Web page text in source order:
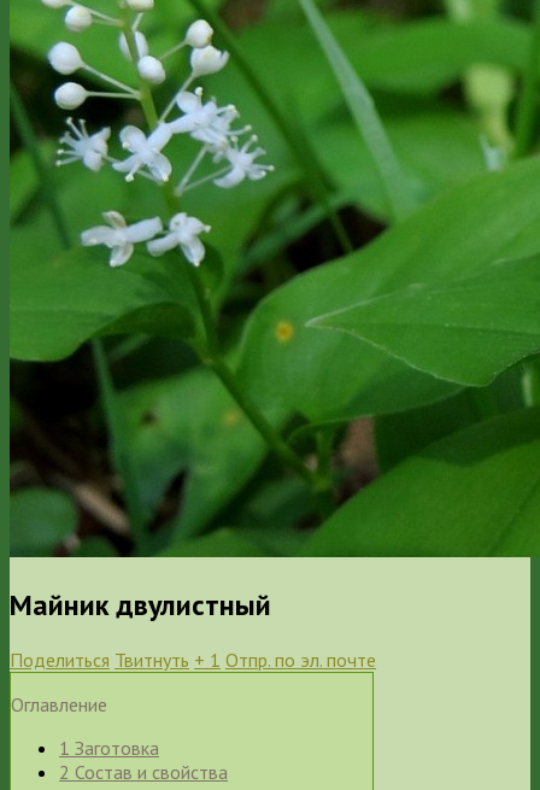
Майник двулистный
Поделиться Твитнуть + 1 Отпр. по эл. почте
Оглавление
1 Заготовка
2 Состав и свойства